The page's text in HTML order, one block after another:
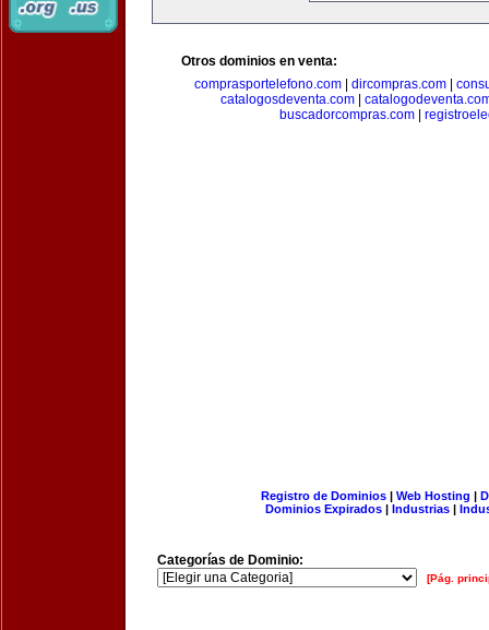
Otros dominios en venta:
comprasportelefono.com
dircompras.com
catalogosdeventa.com
buscadorcompras.com
Registro de Dominios| Web Hosting |
Dominios Expirados | Industrias |
Categorías de Dominio:
[Pág.